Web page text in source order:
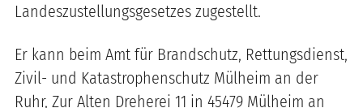
Landeszustellungsgesetzes zugestellt.
Er kann beim Amt für Brandschutz, Rettungsdienst,
Zivil- und Katastrophenschutz Mülheim an der
Ruhr, Zur Alten Dreherei 11 in 45479 Mülheim an